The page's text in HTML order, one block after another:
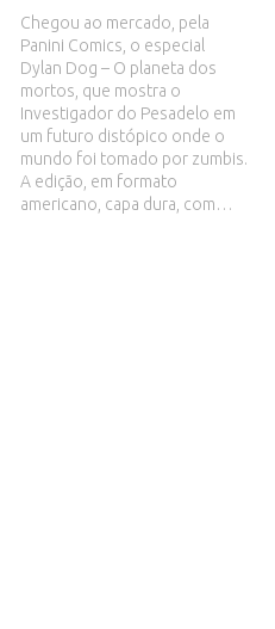
Chegou ao mercado, pela
Panini Comics, o especial
Dylan Dog – O planeta dos
mortos, que mostra o
Investigador do Pesadelo em
um futuro distópico onde o
mundo foi tomado por zumbis.
A edição, em formato
americano, capa dura, com…